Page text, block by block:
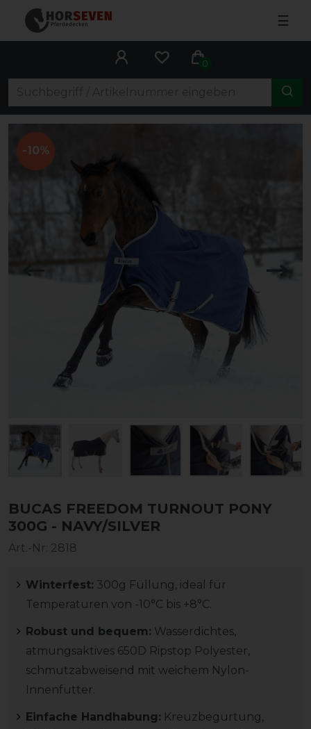
☰
0
-10%
BUCAS FREEDOM TURNOUT PONY
300G - NAVY/SILVER
Art.-Nr: 2818
Winterfest: 300g Füllung, ideal für
Temperaturen von -10°C bis +8°C.
Robust und bequem: Wasserdichtes,
atmungsaktives 650D Ripstop Polyester,
schmutzabweisend mit weichem Nylon-
Innenfutter.
Einfache Handhabung: Kreuzbegurtung,